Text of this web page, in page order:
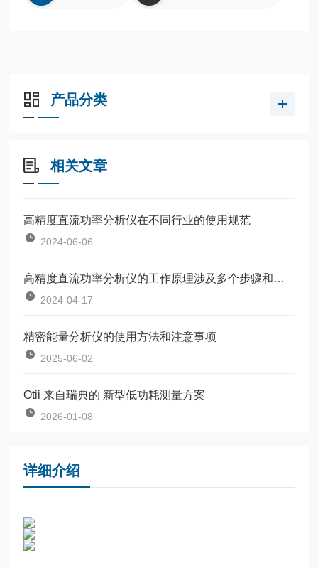
产品分类
相关文章
高精度直流功率分析仪在不同行业的使用规范
2024-06-06
高精度直流功率分析仪的工作原理涉及多个步骤和功能
2024-04-17
精密能量分析仪的使用方法和注意事项
2025-06-02
Otii 来自瑞典的 新型低功耗测量方案
2026-01-08
详细介绍